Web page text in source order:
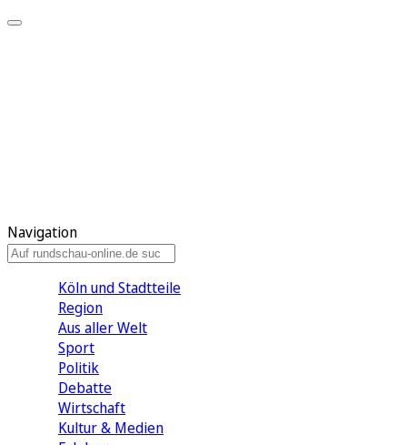
Navigation
Köln und Stadtteile
Region
Aus aller Welt
Sport
Politik
Debatte
Wirtschaft
Kultur & Medien